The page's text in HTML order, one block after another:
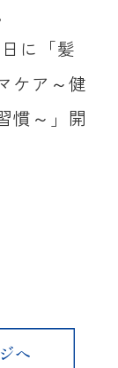
に「髪
ケア～健
慣～」開
へ